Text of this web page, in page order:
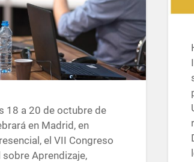
18 a 20 de octubre de
en Madrid, en
el VII Congreso
Aprendizaje,